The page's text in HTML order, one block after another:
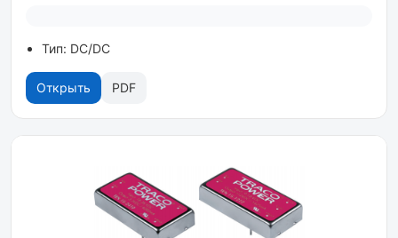
Тип: DC/DC
Открыть PDF